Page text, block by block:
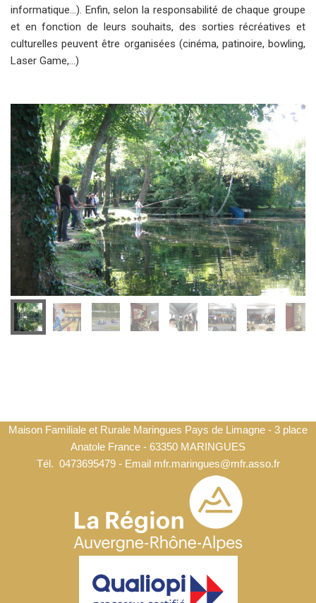
informatique…). Enfin, selon la responsabilité de chaque groupe
et en fonction de leurs souhaits, des sorties récréatives et
culturelles peuvent être organisées (cinéma, patinoire, bowling,
Laser Game,...)
Maison Familiale et Rurale Maringues Pays de Limagne - 3 place
Anatole France - 63350 MARINGUES
Tél. 0473695479 - Email mfr.maringues@mfr.asso.fr